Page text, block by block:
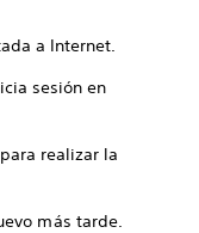
a Internet.
sesión en
realizar la
más tarde.